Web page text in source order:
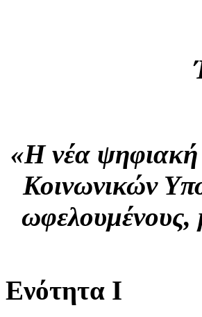
«H νέα ψηφιακή
Κοινωνικών
ωφελουμένους,
Ενότητα Ι